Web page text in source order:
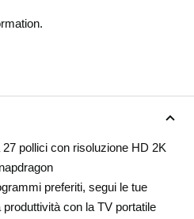
pollici con risoluzione HD 2K
preferiti, segui le tue
con la TV portatile